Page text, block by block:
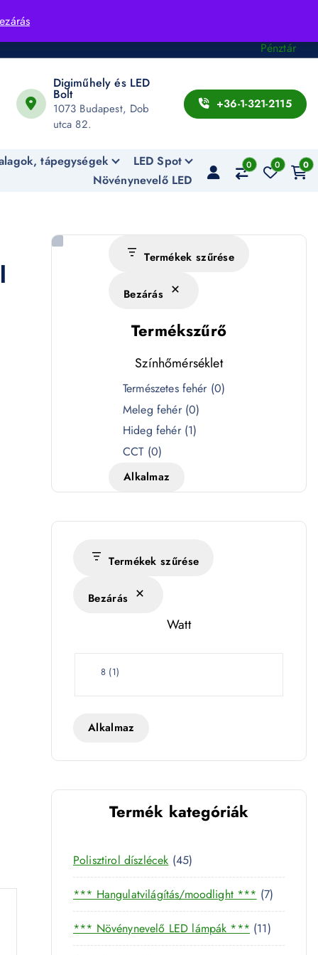
Pénztár
Digiműhely és LED
Bolt
1073 Budapest, Dob
utca 82.
+36-1-321-2115
tápegységek
LED Spot
Növénynevelő LED
0 0 0
mennyiség
Termékek szűrése
Bezárás
Termékszűrő
Színhőmérséklet
é
s
k
Természetes fehér (0)
Meleg fehér (0)
Hideg fehér (1)
CCT (0)
Alkalmaz
Termékek szűrése
Bezárás
Watt
W
t
8 (1)
Alkalmaz
Termék kategóriák
Polisztirol díszlécek 454
5
t
e
r
*** Hangulatvilágítás/moodlight *** 77
t
e
r
*** Növénynevelő LED lámpák *** 111
1